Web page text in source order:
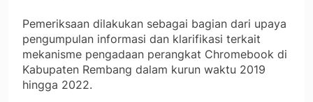
Pemeriksaan dilakukan sebagai bagian dari upaya
pengumpulan informasi dan klarifikasi terkait
mekanisme pengadaan perangkat Chromebook di
Kabupaten Rembang dalam kurun waktu 2019
hingga 2022.